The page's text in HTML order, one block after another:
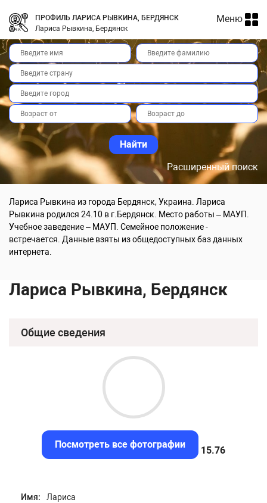
ПРОФИЛЬ ЛАРИСА РЫВКИНА, БЕРДЯНСК
Лариса Рывкина, Бердянск
Меню
Расширенный поиск
Лариса Рывкина из города Бердянск, Украина. Лариса
Рывкина родился 24.10 в г.Бердянск. Место работы – МАУП.
Учебное заведение – МАУП. Семейное положение -
встречается. Данные взяты из общедоступных баз данных
интернета.
Лариса Рывкина, Бердянск
Общие сведения
Посмотреть все фотографии
15.43
Имя:
Лариса